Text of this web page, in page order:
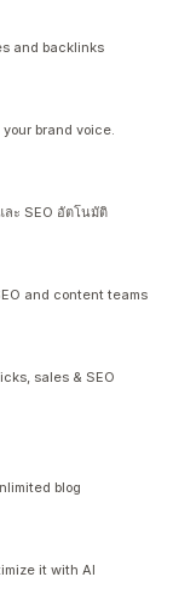
and backlinks
brand voice.
ละ SEO อัตโนมัติ
and content teams
sales & SEO
blog
it with AI